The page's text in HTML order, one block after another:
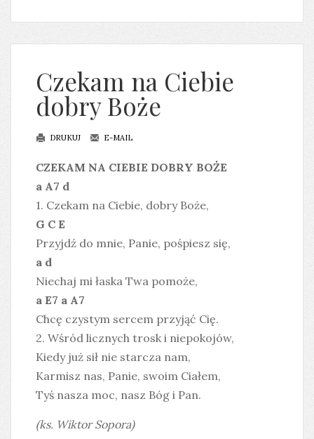
Czekam na Ciebie
dobry Boże
DRUKUJ E-MAIL
CZEKAM NA CIEBIE DOBRY BOŻE
a A7 d
1. Czekam na Ciebie, dobry Boże,
G C E
Przyjdź do mnie, Panie, pośpiesz się,
a d
Niechaj mi łaska Twa pomoże,
a E7 a A7
Chcę czystym sercem przyjąć Cię.
2. Wśród licznych trosk i niepokojów,
Kiedy już sił nie starcza nam,
Karmisz nas, Panie, swoim Ciałem,
Tyś nasza moc, nasz Bóg i Pan.
(ks. Wiktor Sopora)